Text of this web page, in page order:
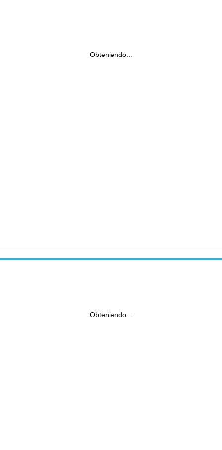
Obteniendo...
Obteniendo...